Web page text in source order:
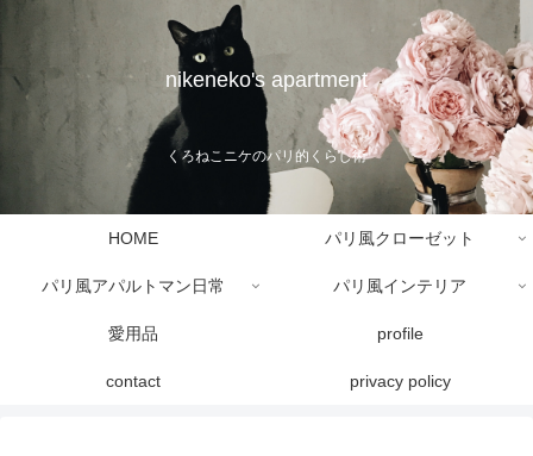
nikeneko's apartment
くろねこニケのパリ的くらし術
HOME パリ風クローゼット
パリ風アパルトマン日常 パリ風インテリア
愛用品 profile
contact privacy policy